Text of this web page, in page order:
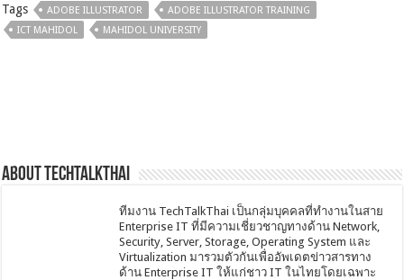
Tags ADOBE ILLUSTRATOR
ADOBE ILLUSTRATOR TRAINING
ICT MAHIDOL
MAHIDOL UNIVERSITY
About techtalkthai
ทีมงาน TechTalkThai เป็นกลุ่มบุคคลที่ทำงานในสาย
Enterprise IT ที่มีความเชี่ยวชาญทางด้าน Network,
Security, Server, Storage, Operating System และ
Virtualization มารวมตัวกันเพื่ออัพเดตข่าวสารทาง
ด้าน Enterprise IT ให้แก่ชาว IT ในไทยโดยเฉพาะ